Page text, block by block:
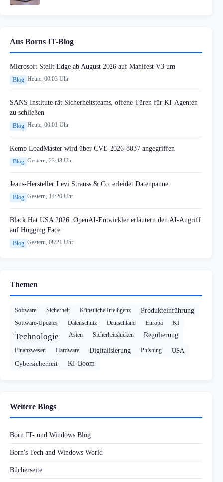
Aus Borns IT-Blog
Microsoft Stellt Edge ab August 2026 auf Manifest V3 um
Blog Heute, 00:03 Uhr
SANS Institute rät Sicherheitsteams, offene Türen für KI-Agenten
zu schließen
Blog Heute, 00:01 Uhr
Kemp LoadMaster wird über CVE-2026-8037 angegriffen
Blog Gestern, 23:43 Uhr
Jeans-Hersteller Levi Strauss & Co. erleidet Datenpanne
Blog Gestern, 14:20 Uhr
Black Hat USA 2026: OpenAI-Entwickler erläutern den AI-Angriff
auf Hugging Face
Blog Gestern, 08:21 Uhr
Themen
Software Sicherheit Künstliche Intelligenz Produkteinführung
Software-Updates Datenschutz Deutschland Europa KI
Technologie Asien Sicherheitslücken Regulierung
Finanzwesen Hardware Digitalisierung Phishing
USA
Cybersicherheit
KI-Boom
Weitere Blogs
Born IT- und Windows Blog
Born's Tech and Windows World
Bücherseite